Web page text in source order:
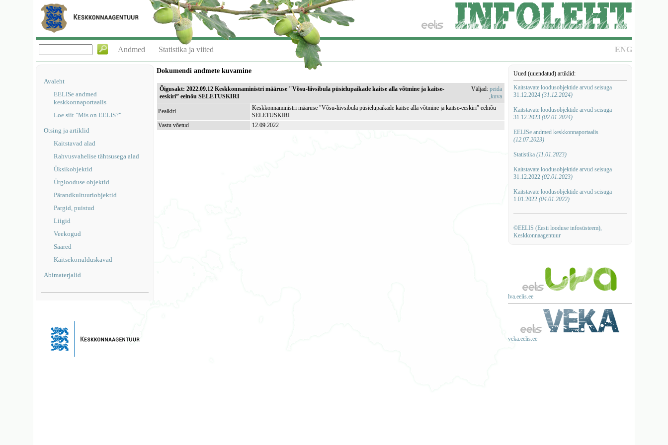
ENG
Andmed Statistika ja viited
Avaleht
EELISe andmed
keskkonnaportaalis
Loe siit "Mis on EELIS?"
Otsing ja artiklid
Kaitstavad alad
Rahvusvahelise tähtsusega alad
Üksikobjektid
Ürglooduse objektid
Pärandkultuuriobjektid
Pargid, puistud
Liigid
Veekogud
Saared
Kaitsekorralduskavad
Abimaterjalid
Uued (uuendatud) artiklid:
Kaitstavate loodusobjektide arvud seisuga
31.12.2024 (31.12.2024)
Kaitstavate loodusobjektide arvud seisuga
31.12.2023 (02.01.2024)
EELISe andmed keskkonnaportaalis
(12.07.2023)
Statistika (11.01.2023)
Kaitstavate loodusobjektide arvud seisuga
31.12.2022 (02.01.2023)
Kaitstavate loodusobjektide arvud seisuga
1.01.2022 (04.01.2022)
©EELIS (Eesti looduse infosüsteem),
Keskkonnaagentuur
lva.eelis.ee
veka.eelis.ee
Dokumendi andmete kuvamine
Õigusakt: 2022.09.12 Keskkonnaministri määruse "Võsu-liivsibula püsielupaikade kaitse alla võtmine ja kaitse-
eeskiriˮ eelnõu SELETUSKIRI
Väljad:peida
,kuva
Pealkiri
Keskkonnaministri määruse "Võsu-liivsibula püsielupaikade kaitse alla võtmine ja kaitse-eeskiriˮ eelnõu
SELETUSKIRI
Vastu võetud
12.09.2022